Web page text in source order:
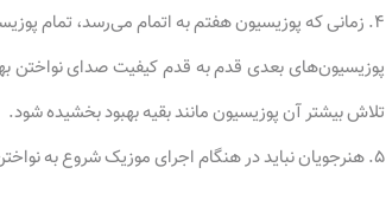
۴. زمانی که پوزیسیون هفتم به اتمام می‌رسد، تمام
پوزیسیون‌های بعدی قدم به قدم کیفیت صدای نواختن
تلاش بیشتر آن پوزیسیون مانند بقیه بهبود بخشیده شود.
۵. هنرجویان نباید در هنگام اجرای موزیک شروع به نواختن کنند.